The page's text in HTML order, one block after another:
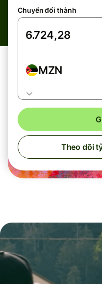
Chuyển đổi thành
MZN
Theo dõi